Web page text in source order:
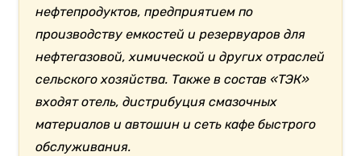
нефтепродуктов, предприятием по
производству емкостей и резервуаров для
нефтегазовой, химической и других отраслей
сельского хозяйства. Также в состав «ТЭК»
входят отель, дистрибуция смазочных
материалов и автошин и сеть кафе быстрого
обслуживания.